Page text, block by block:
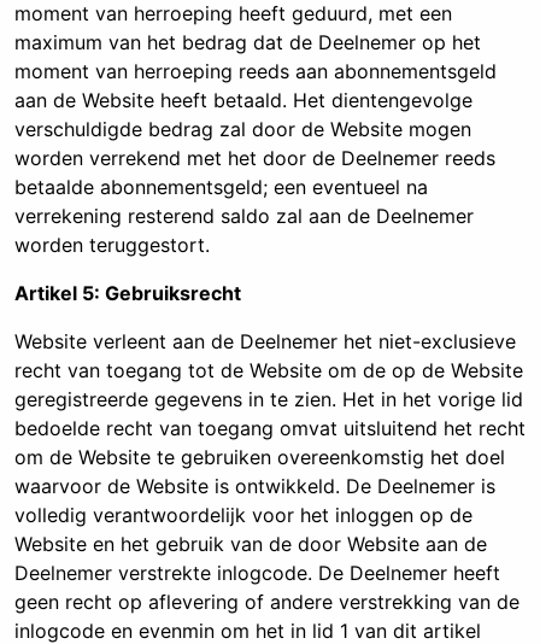
moment van herroeping heeft geduurd, met een
maximum van het bedrag dat de Deelnemer op het
moment van herroeping reeds aan abonnementsgeld
aan de Website heeft betaald. Het dientengevolge
verschuldigde bedrag zal door de Website mogen
worden verrekend met het door de Deelnemer reeds
betaalde abonnementsgeld; een eventueel na
verrekening resterend saldo zal aan de Deelnemer
worden teruggestort.
Artikel 5: Gebruiksrecht
Website verleent aan de Deelnemer het niet-exclusieve
recht van toegang tot de Website om de op de Website
geregistreerde gegevens in te zien. Het in het vorige lid
bedoelde recht van toegang omvat uitsluitend het recht
om de Website te gebruiken overeenkomstig het doel
waarvoor de Website is ontwikkeld. De Deelnemer is
volledig verantwoordelijk voor het inloggen op de
Website en het gebruik van de door Website aan de
Deelnemer verstrekte inlogcode. De Deelnemer heeft
geen recht op aflevering of andere verstrekking van de
inlogcode en evenmin om het in lid 1 van dit artikel